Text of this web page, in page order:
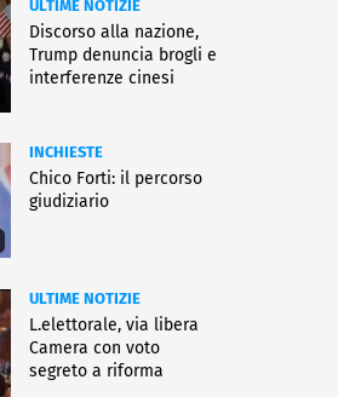
ULTIME NOTIZIE
Discorso alla nazione,
Trump denuncia brogli e
interferenze cinesi
INCHIESTE
Chico Forti: il percorso
giudiziario
ULTIME NOTIZIE
L.elettorale, via libera
Camera con voto
segreto a riforma